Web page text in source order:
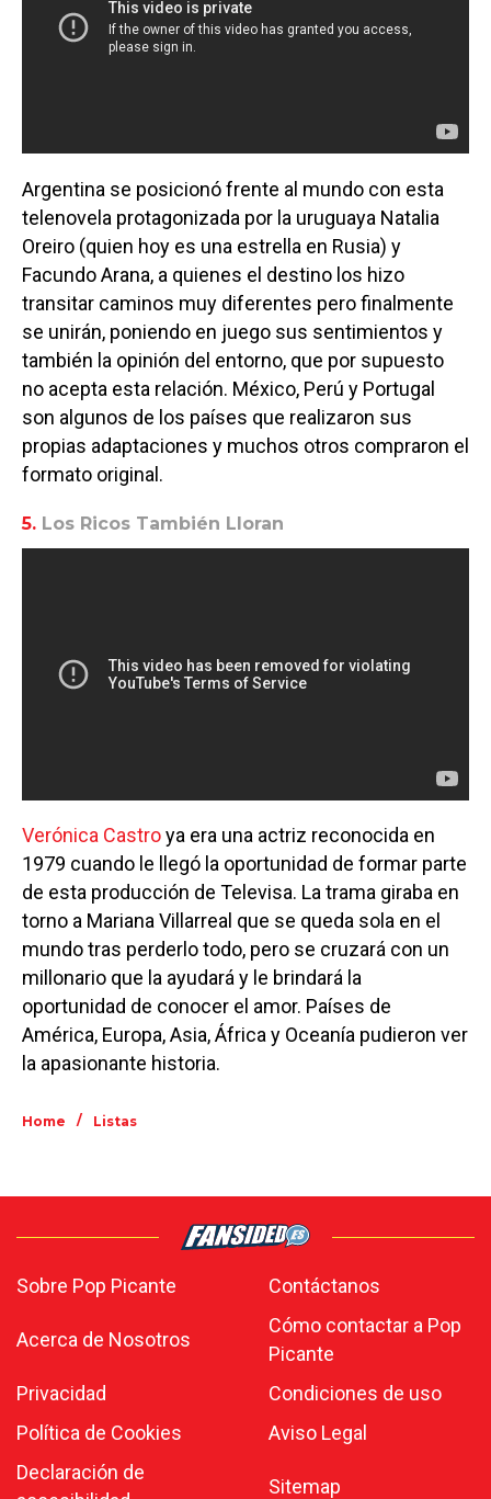
Argentina se posicionó frente al mundo con esta
telenovela protagonizada por la uruguaya Natalia
Oreiro (quien hoy es una estrella en Rusia) y
Facundo Arana, a quienes el destino los hizo
transitar caminos muy diferentes pero finalmente
se unirán, poniendo en juego sus sentimientos y
también la opinión del entorno, que por supuesto
no acepta esta relación. México, Perú y Portugal
son algunos de los países que realizaron sus
propias adaptaciones y muchos otros compraron el
formato original.
5. Los Ricos También Lloran
Verónica Castroya era una actriz reconocida en
1979 cuando le llegó la oportunidad de formar parte
de esta producción de Televisa. La trama giraba en
torno a Mariana Villarreal que se queda sola en el
mundo tras perderlo todo, pero se cruzará con un
millonario que la ayudará y le brindará la
oportunidad de conocer el amor. Países de
América, Europa, Asia, África y Oceanía pudieron ver
la apasionante historia.
Home / Listas
Sobre Pop Picante Contáctanos
Acerca de Nosotros
Cómo contactar a Pop
Picante
Privacidad
Condiciones de uso
Política de Cookies
Aviso Legal
Declaración de
Sitemap